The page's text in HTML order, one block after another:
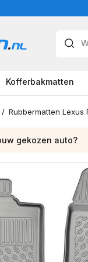
Kofferbakmatten
/
gekozen auto?